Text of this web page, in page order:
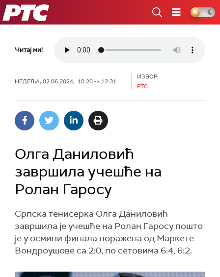
РТС
Читај ми!
НЕДЕЉА, 02.06.2024, 10:20 -> 12:31
ИЗВОР:
РТС
Олга Даниловић
завршила учешће на
Ролан Гаросу
Српска тенисерка Олга Даниловић
завршила је учешће на Ролан Гаросу пошто
је у осмини финала поражена од Маркете
Вондроушове са 2:0, по сетовима 6:4, 6:2.